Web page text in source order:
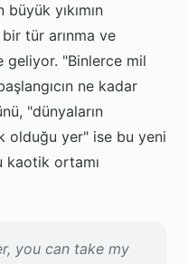
yıkımın
bir tür arınma ve
geliyor. "Binlerce mil
ne kadar
"dünyaların
olduğu yer" ise bu yeni
kaotik ortamı
you can take my